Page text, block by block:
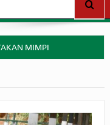
MIMPI
ZAKAT